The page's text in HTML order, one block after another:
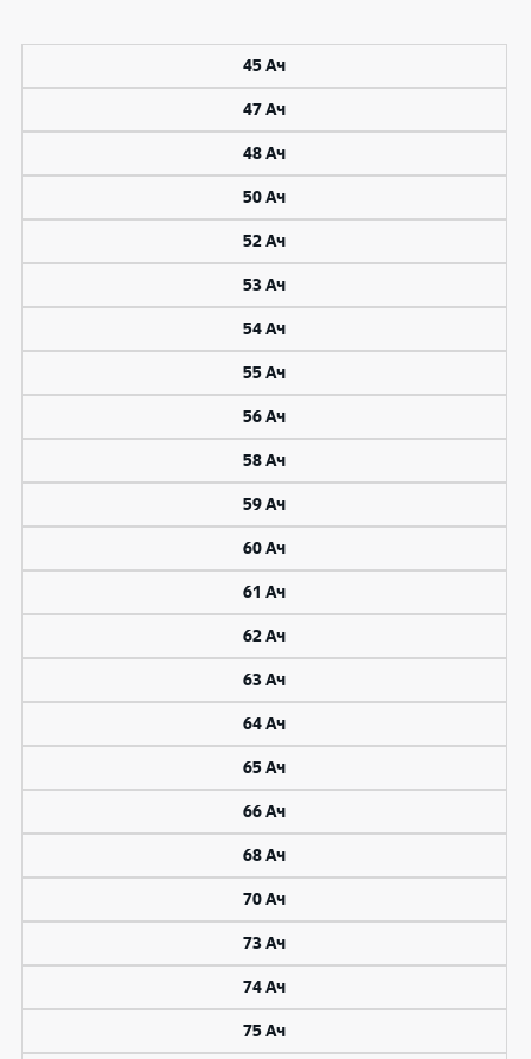
45 Ач
47 Ач
48 Ач
50 Ач
52 Ач
53 Ач
54 Ач
55 Ач
56 Ач
58 Ач
59 Ач
60 Ач
61 Ач
62 Ач
63 Ач
64 Ач
65 Ач
66 Ач
68 Ач
70 Ач
73 Ач
74 Ач
75 Ач